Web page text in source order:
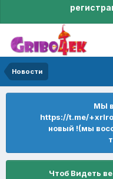
Новости
МЫ
https://t.me/
новый !(мы
Чтоб Видеть